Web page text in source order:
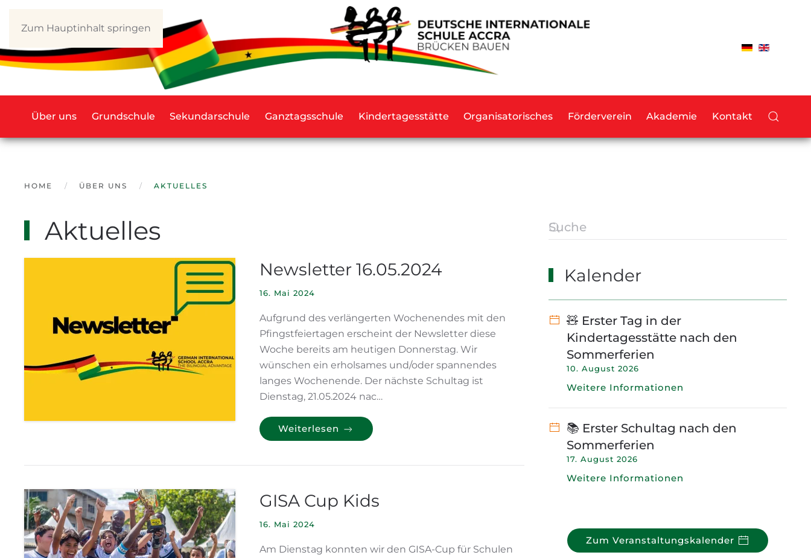
Zum Hauptinhalt springen
Über uns Grundschule Sekundarschule Ganztagsschule Kindertagesstätte Organisatorisches Förderverein Akademie Kontakt
HOME ÜBER UNS AKTUELLES
Aktuelles
Newsletter 16.05.2024
16. Mai 2024
Aufgrund des verlängerten Wochenendes mit den
Pfingstfeiertagen erscheint der Newsletter diese
Woche bereits am heutigen Donnerstag. Wir
wünschen ein erholsames und/oder spannendes
langes Wochenende. Der nächste Schultag ist
Dienstag, 21.05.2024 nac…
Weiterlesen
GISA Cup Kids
16. Mai 2024
Am Dienstag konnten wir den GISA-Cup für Schulen
Kalender
🧸 Erster Tag in der
Kindertagesstätte nach den
Sommerferien
10. August 2026
Weitere Informationen
📚 Erster Schultag nach den
Sommerferien
17. August 2026
Weitere Informationen
Zum Veranstaltungskalender